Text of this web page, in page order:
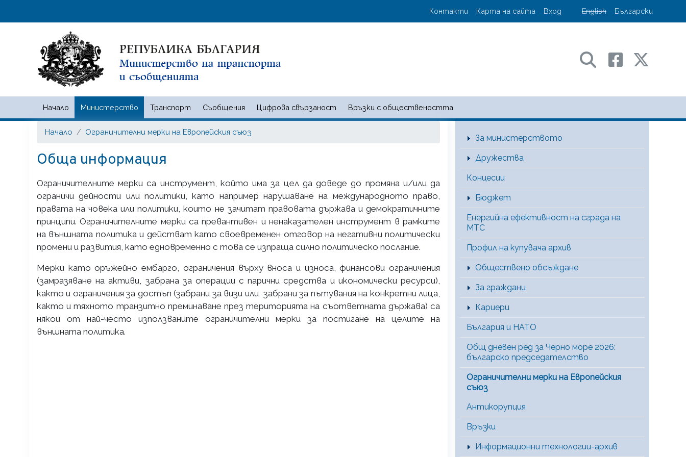
User account menu
Контакти Карта на сайта Вход English Български
Начало Министерство Транспорт Съобщения Цифрова свързаност Връзки с обществеността
Министерство на транспорта и съобщенията | Ministry of transport and communications
Начало Ограничителни мерки на Европейския съюз
Обща информация
Ограничителните мерки са инструмент, който има за цел да доведе до промяна и/или да
ограничи дейности или политики, като например нарушаване на международното право,
правата на човека или политики, които не зачитат правовата държава и демократичните
принципи. Ограничителните мерки са превантивен и ненаказателен инструмент в рамките
на външната политика и действат като своевременен отговор на негативни политически
промени и развития, като едновременно с това се изпраща силно политическо послание.
Мерки като оръжейно ембарго, ограничения върху вноса и износа, финансови ограничения
(замразяване на активи, забрана за операции с парични средства и икономически ресурси),
както и ограничения за достъп (забрани за визи или забрани за пътувания на конкретни лица,
както и тяхното транзитно преминаване през територията на съответната държава) са
някои от най-често използваните ограничителни мерки за постигане на целите на
външната политика.
Main Menu [BG]
За министерството
Дружества
Концесии
Бюджет
Енергийна ефективност на сграда на
МТС
Профил на купувача архив
Обществено обсъждане
За граждани
Кариери
България и НАТО
Общ дневен ред за Черно море 2026:
българско председателство
Ограничителни мерки на Европейския
съюз
Антикорупция
Връзки
Информационни технологии-архив